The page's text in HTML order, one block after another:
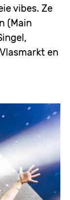
vibes. Ze
(Main
en